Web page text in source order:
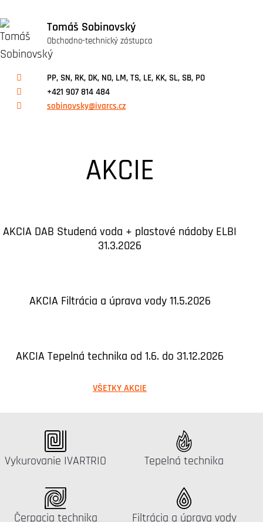
Tomáš Sobinovský
Obchodno-technický zástupca
PP, SN, RK, DK, NO, LM, TS, LE, KK, SL, SB, PO
+421 907 814 484
sobinovsky@ivarcs.cz
AKCIE
AKCIA DAB Studená voda + plastové nádoby ELBI
31.3.2026
AKCIA Filtrácia a úprava vody 11.5.2026
AKCIA Tepelná technika od 1.6. do 31.12.2026
VŠETKY AKCIE
Katalógus:
Vykurovanie IVARTRIO Katalógus:
Tepelná technika
Katalógus:
Čerpacia technika Katalógus:
Filtrácia a úprava vody